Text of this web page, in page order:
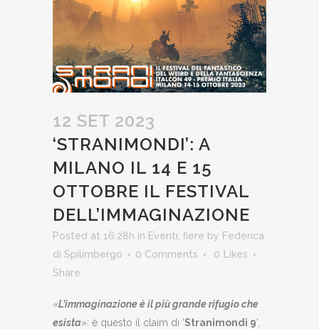
12 SET 2023
‘STRANIMONDI’: A
MILANO IL 14 E 15
OTTOBRE IL FESTIVAL
DELL’IMMAGINAZIONE
Posted at 16:28h in Eventi fiere by Federica
di Spilimbergo
0 Comments 0 Likes
Share
«L’immaginazione è il più grande rifugio che
esista»: è questo il claim di ‘Stranimondi 9’,